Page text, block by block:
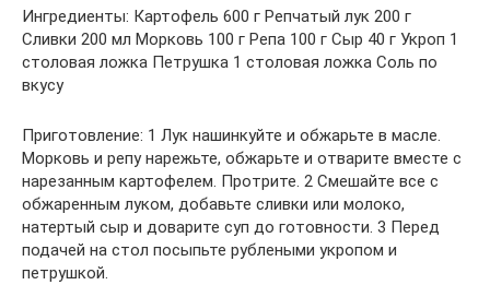
Ингредиенты: Картофель 600 г Репчатый лук 200 г
Сливки 200 мл Морковь 100 г Репа 100 г Сыр 40 г Укроп 1
столовая ложка Петрушка 1 столовая ложка Соль по
вкусу
Приготовление: 1 Лук нашинкуйте и обжарьте в масле.
Морковь и репу нарежьте, обжарьте и отварите вместе с
нарезанным картофелем. Протрите. 2 Смешайте все с
обжаренным луком, добавьте сливки или молоко,
натертый сыр и доварите суп до готовности. 3 Перед
подачей на стол посыпьте рублеными укропом и
петрушкой.